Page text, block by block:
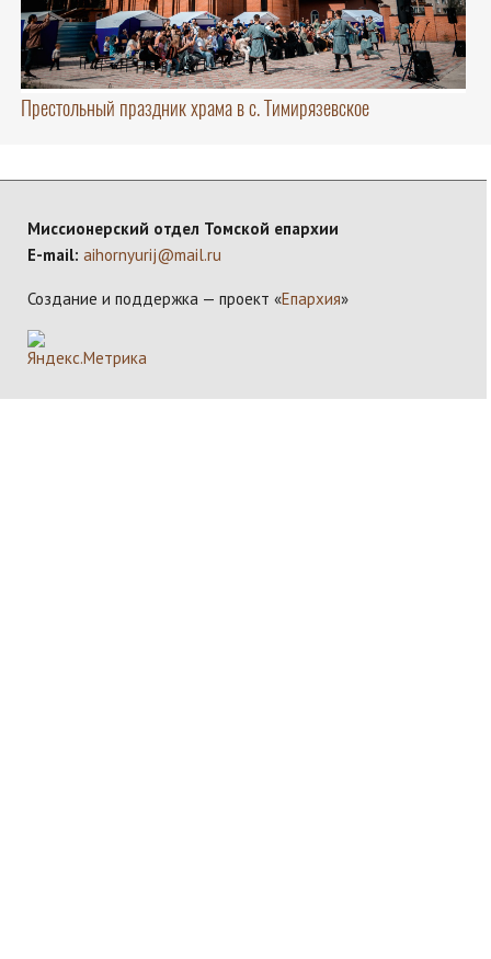
Престольный праздник храма в с. Тимирязевское
Миссионерский отдел Томской епархии
E-mail: aihornyurij@mail.ru
Создание и поддержка — проект «Епархия»